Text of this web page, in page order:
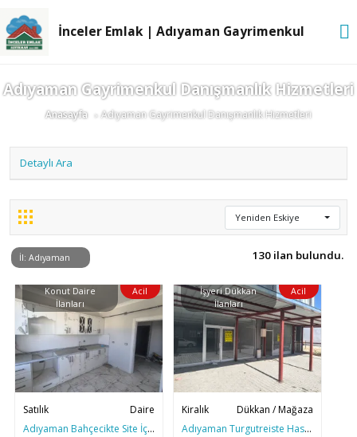
İnceler Emlak | Adıyaman Gayrimenkul
Adıyaman Gayrimenkul Danışmanlık Hizmetleri
Anasayfa Adıyaman Gayrimenkul Danışmanlık Hizmetleri
Detaylı Ara
Yeniden Eskiye
130 ilan bulundu.
İl: Adıyaman
Konut Daire
İlanları
Acil
Satılık
Daire
Adıyaman Bahçecikte Site İçi Satılık Sıfır 2+1 Daire
İşyeri Dükkan
İlanları
Acil
Kiralık
Dükkan / Mağaza
Adıyaman Turgutreiste Hastane Civarı Kiralık 185m2 Dükkan